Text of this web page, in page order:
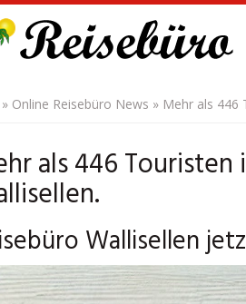
» Online Reisebüro News » Mehr als 446
als 446
Wallisellen